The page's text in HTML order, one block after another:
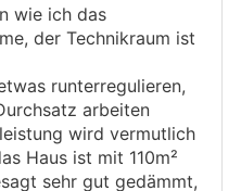
wie ich das
der Technikraum ist
runterregulieren,
arbeiten
wird vermutlich
Haus ist mit 110m²
sehr gut gedämmt,